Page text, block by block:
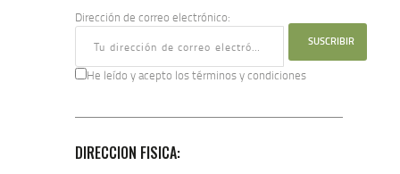
Dirección de correo electrónico:
He leído y acepto los términos y condiciones
DIRECCION FISICA: